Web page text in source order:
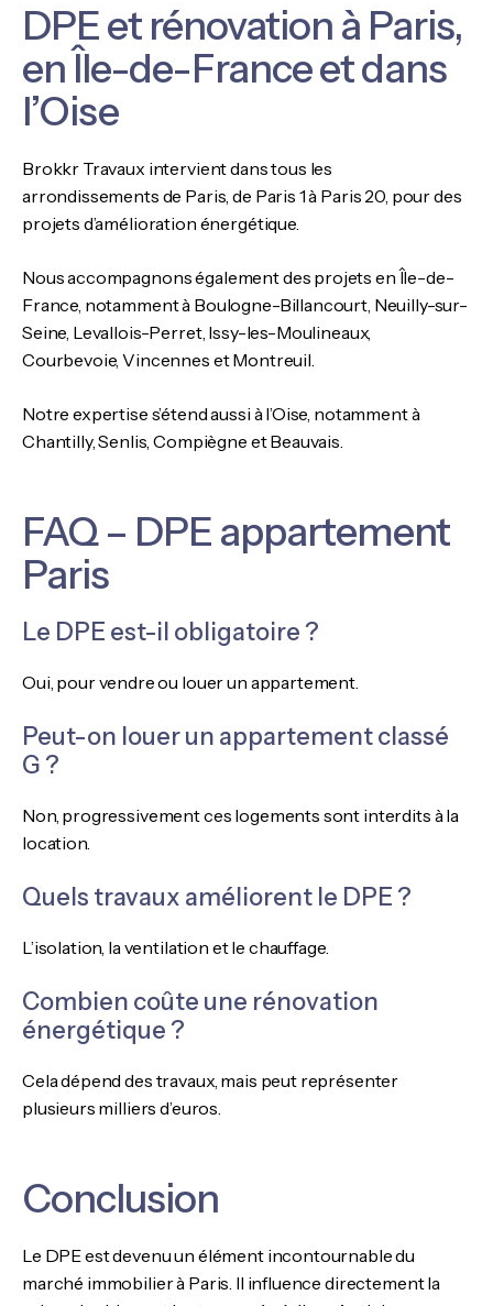
DPE et rénovation à Paris,
en Île-de-France et dans
l’Oise
Brokkr Travaux intervient dans tous les
arrondissements de Paris, de Paris 1 à Paris 20, pour des
projets d’amélioration énergétique.
Nous accompagnons également des projets en Île-de-
France, notamment à Boulogne-Billancourt, Neuilly-sur-
Seine, Levallois-Perret, Issy-les-Moulineaux,
Courbevoie, Vincennes et Montreuil.
Notre expertise s’étend aussi à l’Oise, notamment à
Chantilly, Senlis, Compiègne et Beauvais.
FAQ – DPE appartement
Paris
Le DPE est-il obligatoire ?
Oui, pour vendre ou louer un appartement.
Peut-on louer un appartement classé
G ?
Non, progressivement ces logements sont interdits à la
location.
Quels travaux améliorent le DPE ?
L’isolation, la ventilation et le chauffage.
Combien coûte une rénovation
énergétique ?
Cela dépend des travaux, mais peut représenter
plusieurs milliers d’euros.
Conclusion
Le DPE est devenu un élément incontournable du
marché immobilier à Paris. Il influence directement la